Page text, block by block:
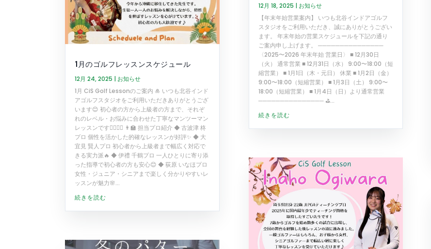
1月のゴルフレッスンスケジュール
12月 24, 2025 | お知らせ
1月 CiS Golf Lessonのご案内 🎍 いつも北谷インド
アゴルフスタジオをご利用いただきありがとうござ
います😊 初心者の方から上級者の方まで、それぞ
れのレベル・お悩みに合わせた丁寧なマンツーマン
レッスンです🏌️‍♂️🏌️‍♀️ 👨‍🏫 担当プロ紹介 ◆ 古波津 柊
プロ 個性を活かした的確なレッスンが好評✨ ◆ 大
宜見 賢人プロ 初心者から上級者まで幅広く対応で
きる実力派🔥 ◆ 伊禮 千鶴プロ 一人ひとりに寄り添
った指導で初心者の方も安心😊 ◆ 荻原 いなほプロ
女性・ジュニア・シニアまで楽しく分かりやすいレ
ッスンが魅力🌸...
続きを読む
12月 18, 2025 | お知らせ
【年末年始営業案内】 いつも北谷インドアゴルフ
スタジオをご利用いただき、誠にありがとうござい
ます。 年末年始の営業スケジュールを下記の通り
ご案内申し上げます。 ───────────────
〈2025〜2026 年末年始 営業日〉 ■ 12月30日
（火） 通常営業 ■ 12月31日（水） 9:00〜18:00（短
縮営業） ■ 1月1日（木・元日） 休業 ■ 1月2日（金）
9:00〜18:00（短縮営業） ■ 1月3日（土） 9:00〜
18:00（短縮営業） ■ 1月4日（日）より通常営業
─────────────── ⛳...
続きを読む